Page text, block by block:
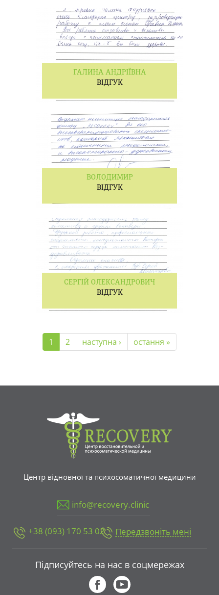
ГАЛИНА АНДРІЇВНА
ВІДГУК
ВОЛОДИМИР
ВІДГУК
СЕРГІЙ ОЛЕКСАНДРОВИЧ
ВІДГУК
1 2 наступна › остання »
Центр відновної та психосоматичної медицини
info@recovery.clinic
+38 (093) 170 53 02 Передзвоніть мені
Підписуйтесь на нас в соцмережах